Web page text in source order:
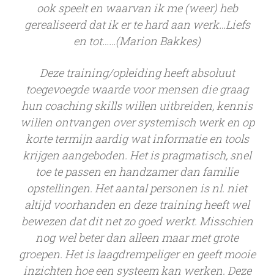
ook speelt en waarvan ik me (weer) heb
gerealiseerd dat ik er te hard aan werk…Liefs
en tot……(Marion Bakkes)
Deze training/opleiding heeft absoluut
toegevoegde waarde voor mensen die graag
hun coaching skills willen uitbreiden, kennis
willen ontvangen over systemisch werk en op
korte termijn aardig wat informatie en tools
krijgen aangeboden. Het is pragmatisch, snel
toe te passen en handzamer dan familie
opstellingen. Het aantal personen is nl. niet
altijd voorhanden en deze training heeft wel
bewezen dat dit net zo goed werkt. Misschien
nog wel beter dan alleen maar met grote
groepen. Het is laagdrempeliger en geeft mooie
inzichten hoe een systeem kan werken. Deze